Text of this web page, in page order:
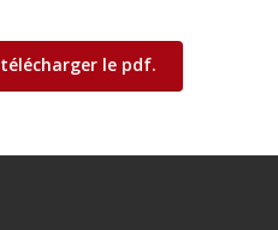
le pdf.